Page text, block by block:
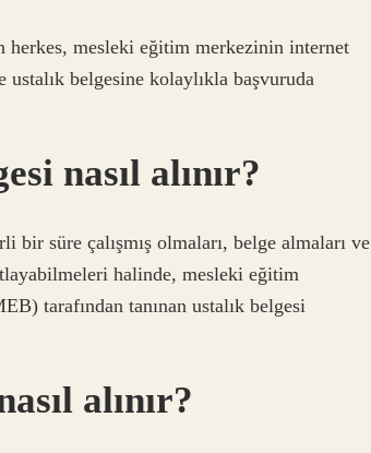
herkes, mesleki eğitim merkezinin internet
belgesine kolaylıkla başvuruda
nasıl alınır?
süre çalışmış olmaları, belge almaları ve
halinde, mesleki eğitim
tarafından tanınan ustalık belgesi
alınır?